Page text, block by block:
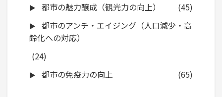
都市の魅力醸成（観光力の向上）
(45)
都市のアンチ・エイジング（人口減少・高
齢化への対応）
(24)
都市の免疫力の向上
(65)